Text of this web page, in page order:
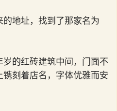
地址，找到了那家名为
的红砖建筑中间，门面不
刻着店名，字体优雅而安